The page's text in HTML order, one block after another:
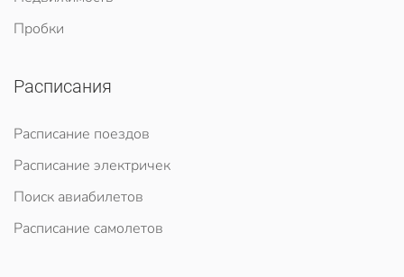
Пробки
Расписания
Расписание поездов
Расписание электричек
Поиск авиабилетов
Расписание самолетов